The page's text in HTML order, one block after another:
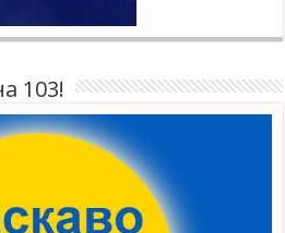
103!